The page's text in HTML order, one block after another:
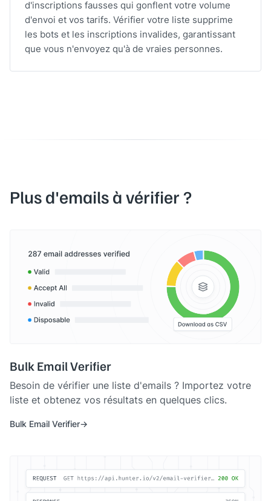
d'inscriptions fausses qui gonflent votre volume
d'envoi et vos tarifs. Vérifier votre liste supprime
les bots et les inscriptions invalides, garantissant
que vous n'envoyez qu'à de vraies personnes.
Plus d'emails à vérifier ?
Bulk Email Verifier
Besoin de vérifier une liste d'emails ? Importez votre
liste et obtenez vos résultats en quelques clics.
Bulk Email Verifier